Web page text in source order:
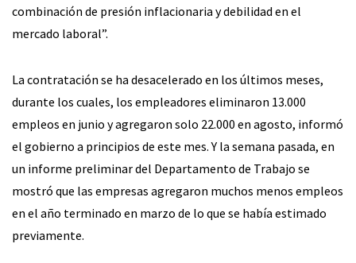
combinación de presión inflacionaria y debilidad en el
mercado laboral”.
La contratación se ha desacelerado en los últimos meses,
durante los cuales, los empleadores eliminaron 13.000
empleos en junio y agregaron solo 22.000 en agosto, informó
el gobierno a principios de este mes. Y la semana pasada, en
un informe preliminar del Departamento de Trabajo se
mostró que las empresas agregaron muchos menos empleos
en el año terminado en marzo de lo que se había estimado
previamente.